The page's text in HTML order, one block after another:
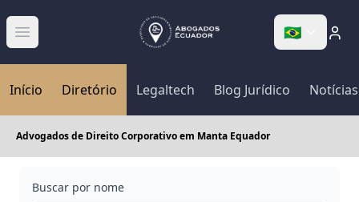
Abrir menú 🇧🇷
Início Diretório Legaltech Blog Jurídico Notícias
Advogados de Direito Corporativo em Manta Equador
Buscar por nome